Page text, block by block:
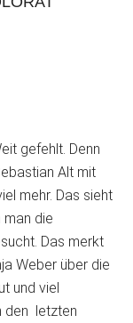
gefehlt. Denn
Alt mit
mehr. Das sieht
man die
Das merkt
Weber über die
und viel
den letzten